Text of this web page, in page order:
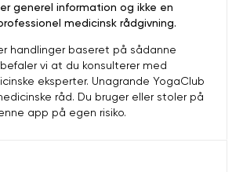
generel information og ikke en
medicinsk rådgivning.
handlinger baseret på sådanne
vi at du konsulterer med
eksperter. Unagrande YogaClub
råd. Du bruger eller stoler på
app på egen risiko.